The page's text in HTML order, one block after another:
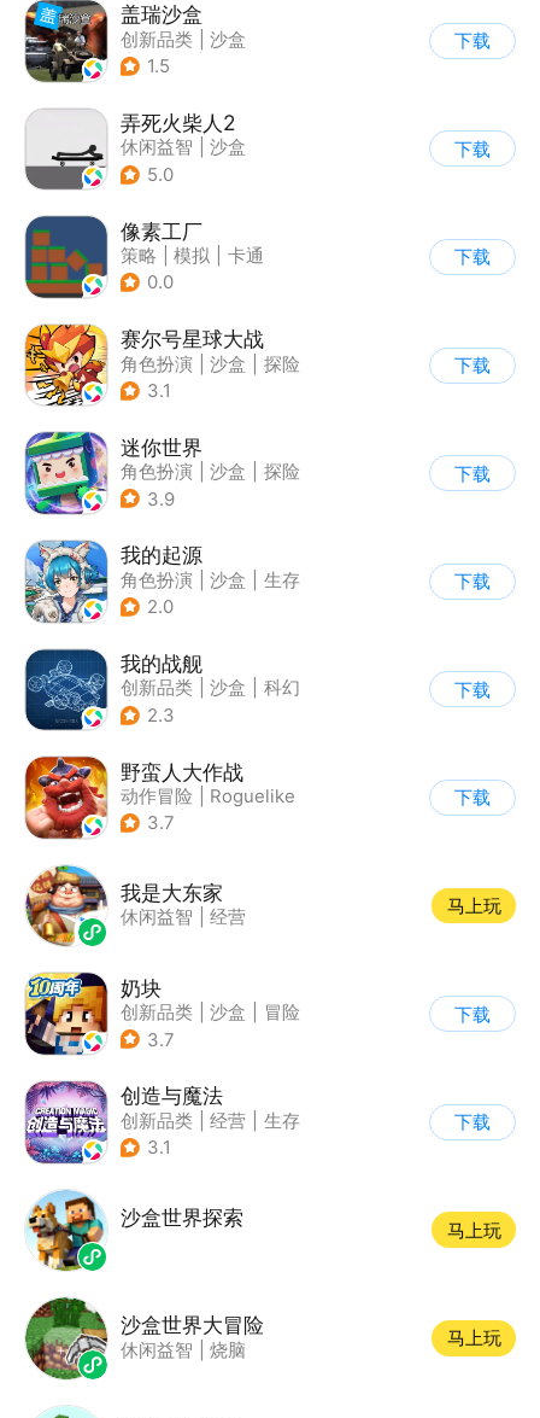
盖瑞沙盒
创新品类
沙盒
| 像素风
1.5
下载
弄死火柴人2
休闲益智
沙盒
5.0
下载
像素工厂
策略 模拟
卡通
| 62游戏
0.0
下载
赛尔号星球大战
角色扮演 沙盒
探险
| 赛尔号
3.1
下载
迷你世界
角色扮演 沙盒
探险
| 我的世界
3.9
下载
我的起源
角色扮演 沙盒
生存
| 开放世界
2.0
下载
我的战舰
创新品类 沙盒
科幻
| 开放世界
2.3
下载
野蛮人大作战
动作冒险
Roguelike
| 奇幻
3.7
下载
我是大东家
休闲益智 经营
马上玩
奶块
创新品类 沙盒
冒险
| 开放世界
3.7
下载
创造与魔法
创新品类 经营
生存
| 开放世界
3.1
下载
沙盒世界探索
马上玩
沙盒世界大冒险
休闲益智 烧脑
马上玩